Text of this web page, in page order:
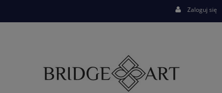
Zaloguj się